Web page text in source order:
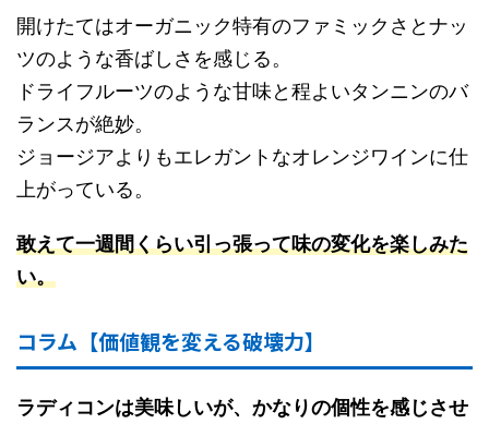
開けたてはオーガニック特有のファミックさとナッ
ツのような香ばしさを感じる。
ドライフルーツのような甘味と程よいタンニンのバ
ランスが絶妙。
ジョージアよりもエレガントなオレンジワインに仕
上がっている。
敢えて一週間くらい引っ張って味の変化を楽しみた
い。
コラム【価値観を変える破壊力】
ラディコンは美味しいが、かなりの個性を感じさせ